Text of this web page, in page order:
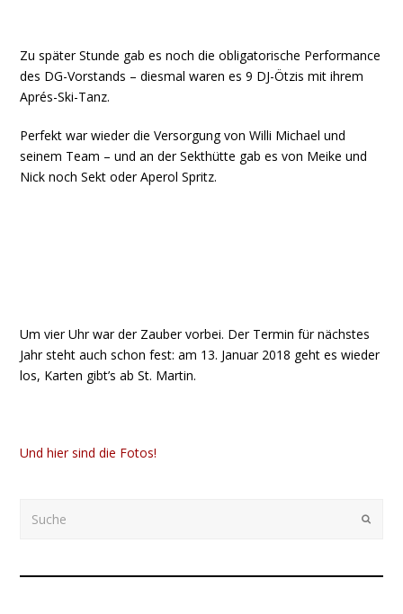
Zu später Stunde gab es noch die obligatorische Performance
des DG-Vorstands – diesmal waren es 9 DJ-Ötzis mit ihrem
Aprés-Ski-Tanz.
Perfekt war wieder die Versorgung von Willi Michael und
seinem Team – und an der Sekthütte gab es von Meike und
Nick noch Sekt oder Aperol Spritz.
Um vier Uhr war der Zauber vorbei. Der Termin für nächstes
Jahr steht auch schon fest: am 13. Januar 2018 geht es wieder
los, Karten gibt’s ab St. Martin.
Und hier sind die Fotos!
Submit